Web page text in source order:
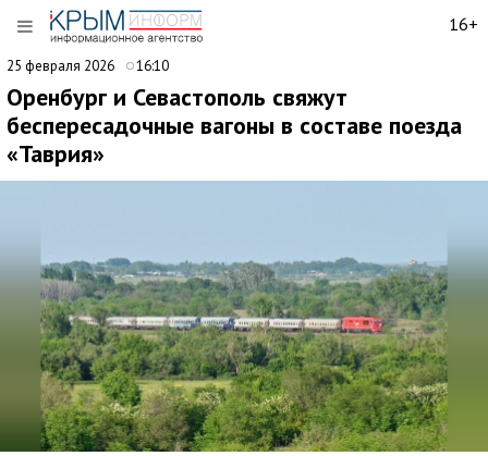
16+
25 февраля 2026 16:10
Оренбург и Севастополь свяжут
беспересадочные вагоны в составе поезда
«Таврия»